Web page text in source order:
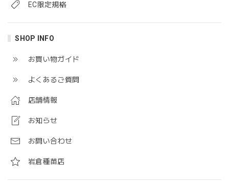
EC限定規格
SHOP INFO
お買い物ガイド
よくあるご質問
店舗情報
お知らせ
お問い合わせ
岩倉種苗店